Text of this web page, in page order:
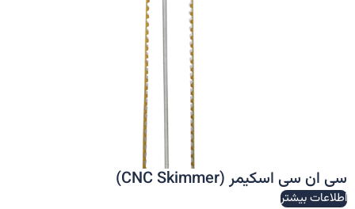
سی ان سی اسکیمر (CNC Skimmer)
اطلاعات بیشتر